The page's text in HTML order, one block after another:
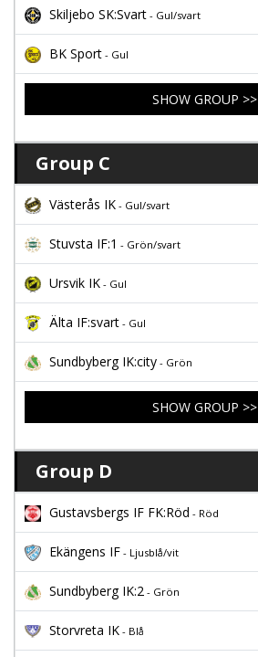
Skiljebo SK:Svart - Gul/svart
BK Sport - Gul
SHOW GROUP >>
Group C
Västerås IK - Gul/svart
Stuvsta IF:1 - Grön/svart
Ursvik IK - Gul
Älta IF:svart - Gul
Sundbyberg IK:city - Grön
SHOW GROUP >>
Group D
Gustavsbergs IF FK:Röd - Röd
Ekängens IF - Ljusblå/vit
Sundbyberg IK:2 - Grön
Storvreta IK - Blå